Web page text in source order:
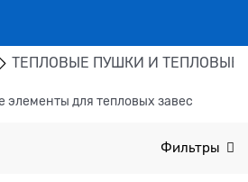
ТЕПЛОВЫЕ ПУШКИ И ТЕПЛОВЫЕ
элементы для тепловых завес
Фильтры